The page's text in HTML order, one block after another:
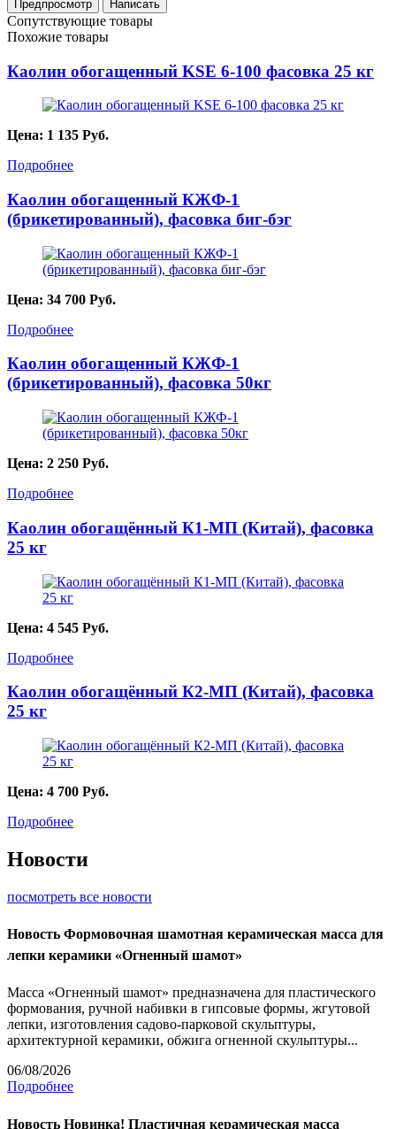
Сопутствующие товары
Похожие товары
Каолин обогащенный KSE 6-100 фасовка 25 кг
Цена: 1 135 Руб.
Подробнее
Каолин обогащенный КЖФ-1
(брикетированный), фасовка биг-бэг
Цена: 34 700 Руб.
Подробнее
Каолин обогащенный КЖФ-1
(брикетированный), фасовка 50кг
Цена: 2 250 Руб.
Подробнее
Каолин обогащённый К1-МП (Китай), фасовка
25 кг
Цена: 4 545 Руб.
Подробнее
Каолин обогащённый К2-МП (Китай), фасовка
25 кг
Цена: 4 700 Руб.
Подробнее
Новости
посмотреть все новости
Новость Формовочная шамотная керамическая масса для
лепки керамики «Огненный шамот»
Масса «Огненный шамот» предназначена для пластического
формования, ручной набивки в гипсовые формы, жгутовой
лепки, изготовления садово-парковой скульптуры,
архитектурной керамики, обжига огненной скульптуры...
06/08/2026
Подробнее
Новость Новинка! Пластичная керамическая масса